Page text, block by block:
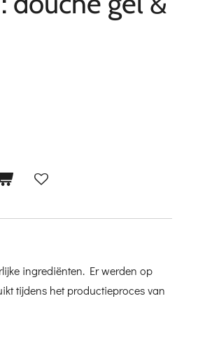
ingrediënten. Er werden op
tijdens het productieproces van